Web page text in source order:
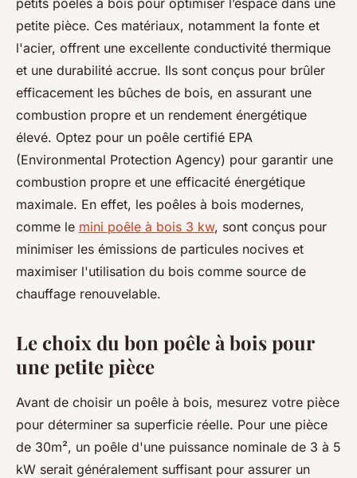
petite pièce. Ces matériaux, notamment la fonte et
l'acier, offrent une excellente conductivité thermique
et une durabilité accrue. Ils sont conçus pour brûler
efficacement les bûches de bois, en assurant une
combustion propre et un rendement énergétique
élevé. Optez pour un poêle certifié EPA
(Environmental Protection Agency) pour garantir une
combustion propre et une efficacité énergétique
maximale. En effet, les poêles à bois modernes,
comme le mini poêle à bois 3 kw, sont conçus pour
minimiser les émissions de particules nocives et
maximiser l'utilisation du bois comme source de
chauffage renouvelable.
Le choix du bon poêle à bois pour
une petite pièce
Avant de choisir un poêle à bois, mesurez votre pièce
pour déterminer sa superficie réelle. Pour une pièce
de 30m², un poêle d'une puissance nominale de 3 à 5
kW serait généralement suffisant pour assurer un